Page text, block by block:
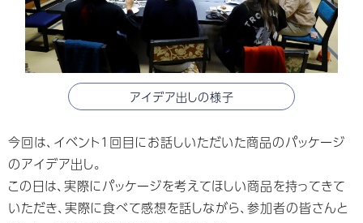
アイデア出しの様子
今回は、イベント1回目にお話しいただいた商品のパッケージ
のアイデア出し。
この日は、実際にパッケージを考えてほしい商品を持ってきて
いただき、実際に食べて感想を話しながら、参加者の皆さんと